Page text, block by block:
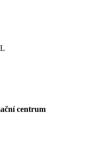
centrum